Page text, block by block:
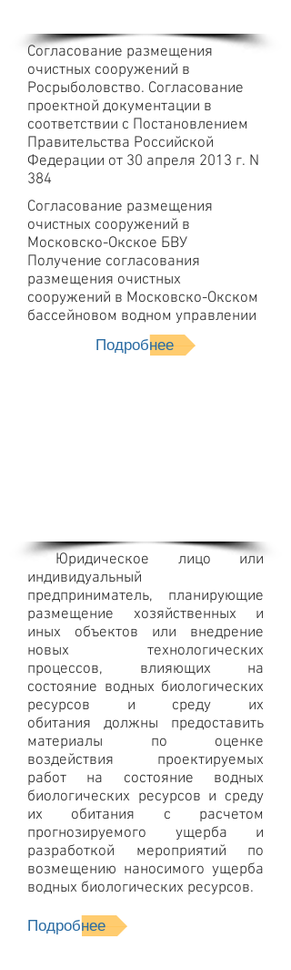
Согласование размещения
очистных сооружений в
Росрыболовство. Согласование
проектной документации в
соответствии с Постановлением
Правительства Российской
Федерации от 30 апреля 2013 г. N
384
Согласование размещения
очистных сооружений в
Московско-Окское БВУ
Получение согласования
размещения очистных
сооружений в Московско-Окском
бассейновом водном управлении
Подробнее
Юридическое лицо или
индивидуальный
предприниматель, планирующие
размещение хозяйственных и
иных объектов или внедрение
новых технологических
процессов, влияющих на
состояние водных биологических
ресурсов и среду их
обитания должны предоставить
материалы по оценке
воздействия проектируемых
работ на состояние водных
биологических ресурсов и среду
их обитания с расчетом
прогнозируемого ущерба и
разработкой мероприятий по
возмещению наносимого ущерба
водных биологических ресурсов.
Подробнее